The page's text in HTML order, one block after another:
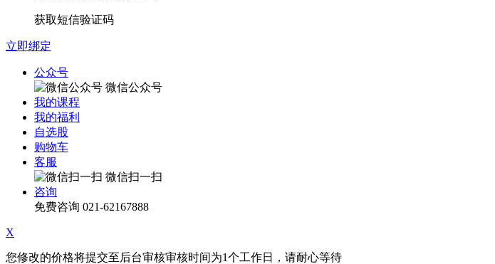
获取短信验证码
立即绑定
公众号
微信公众号
我的课程
我的福利
自选股
购物车
客服
微信扫一扫
咨询
免费咨询 021-62167888
X
您修改的价格将提交至后台审核审核时间为1个工作日，请耐心等待